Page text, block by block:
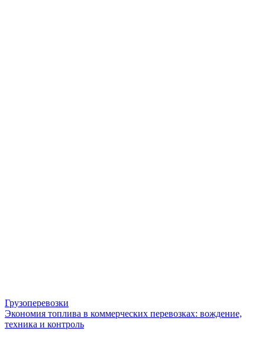
Грузоперевозки
Экономия топлива в коммерческих перевозках: вождение,
техника и контроль